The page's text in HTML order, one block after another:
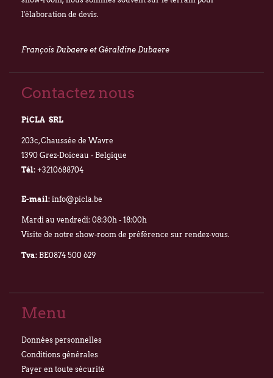
l'élaboration de devis.
François Dubaere et Géraldine Dubaere
Contactez nous
PiCLA SRL
203c, Chaussée de Wavre
1390 Grez-Doiceau - Belgique
Tél: +3210688704
E-mail: info@picla.be
Mardi au vendredi: 08:30h - 18:00h
Visite de notre show-room de préférence sur rendez-vous.
Tva: BE0874 500 629
Menu
Données personnelles
Conditions générales
Payer en toute sécurité